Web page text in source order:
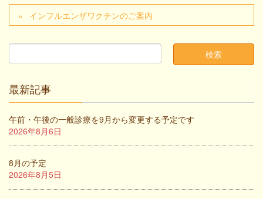
インフルエンザワクチンのご案内
最新記事
午前・午後の一般診療を9月から変更する予定です
2026年8月6日
8月の予定
2026年8月5日